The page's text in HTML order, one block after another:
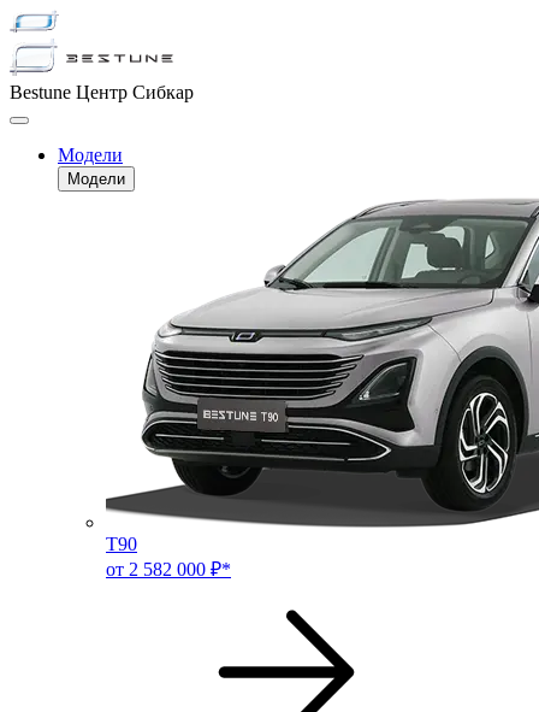
Bestune Центр Сибкар
Модели
Модели
T90
от 2 582 000 ₽*